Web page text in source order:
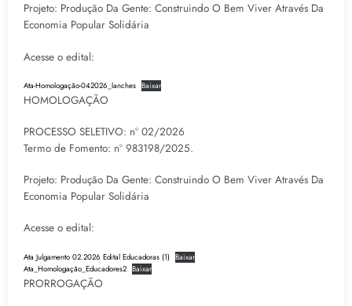
Projeto: Produção Da Gente: Construindo O Bem Viver Através Da
Economia Popular Solidária
Acesse o edital:
Ata-Homologação-042026_lanches Baixar
HOMOLOGAÇÃO
PROCESSO SELETIVO: nº 02/2026
Termo de Fomento: nº 983198/2025.
Projeto: Produção Da Gente: Construindo O Bem Viver Através Da
Economia Popular Solidária
Acesse o edital:
Ata Julgamento 02.2026 Edital Educadoras (1) Baixar
Ata_Homologação_Educadores2 Baixar
PRORROGAÇÃO